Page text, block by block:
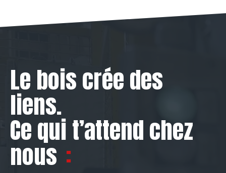
Le bois crée des
liens.
Ce qui t’attend chez
nous